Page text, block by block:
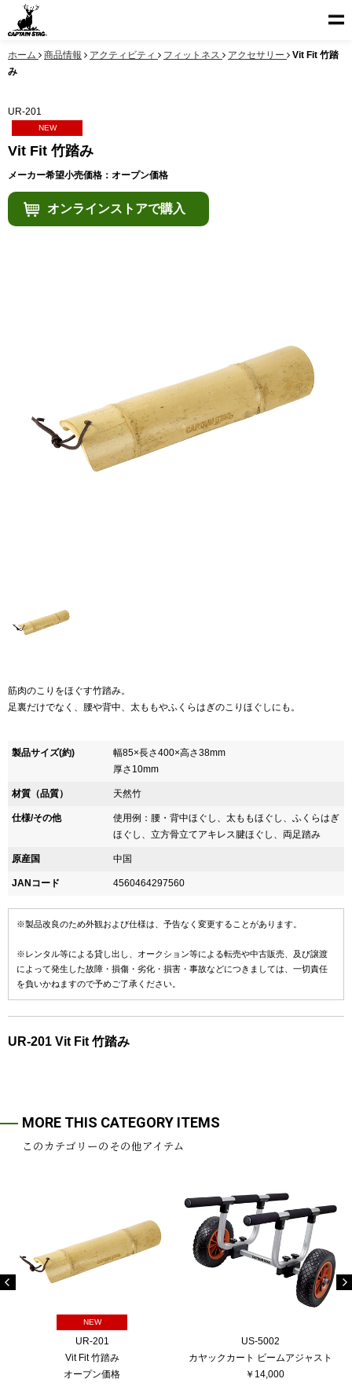
ホーム 商品情報 アクティビティ フィットネス アクセサリー
Vit Fit 竹踏
み
UR-201
NEW
Vit Fit 竹踏み
メーカー希望小売価格：オープン価格
オンラインストアで購入
筋肉のこりをほぐす竹踏み。
足裏だけでなく、腰や背中、太ももやふくらはぎのこりほぐしにも。
製品サイズ(約)
幅85×長さ400×高さ38mm
厚さ10mm
材質（品質） 天然竹
仕様/その他
使用例：腰・背中ほぐし、太ももほぐし、ふくらはぎ
ほぐし、立方骨立てアキレス腱ほぐし、両足踏み
原産国 中国
JANコード 4560464297560
※製品改良のため外観および仕様は、予告なく変更することがあります。
※レンタル等による貸し出し、オークション等による転売や中古販売、及び譲渡
によって発生した故障・損傷・劣化・損害・事故などにつきましては、一切責任
を負いかねますので予めご了承ください。
UR-201 Vit Fit 竹踏み
MORE THIS CATEGORY ITEMS
このカテゴリーのその他アイテム
NEW
UR-201
Vit Fit 竹踏み
オープン価格
US-5002
カヤックカート ビームアジャスト
￥14,000